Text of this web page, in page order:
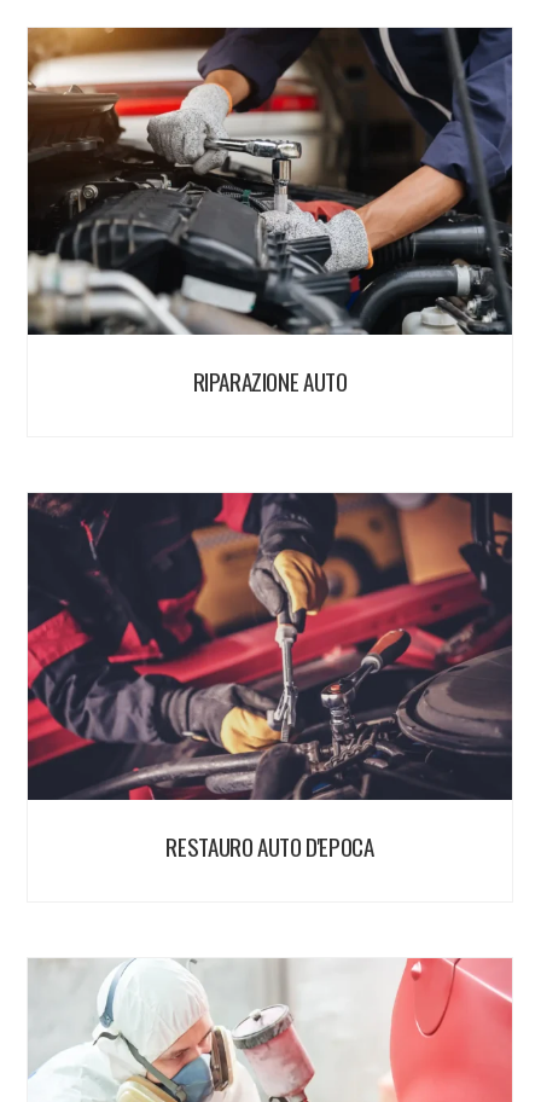
RIPARAZIONE AUTO
RESTAURO AUTO D'EPOCA